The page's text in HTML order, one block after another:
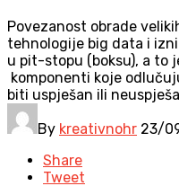
Povezanost obrade
tehnologije big data i
u pit-stopu (boksu), a to
komponenti koje
biti uspješan ili
By kreativnohr 23/
Share
Tweet